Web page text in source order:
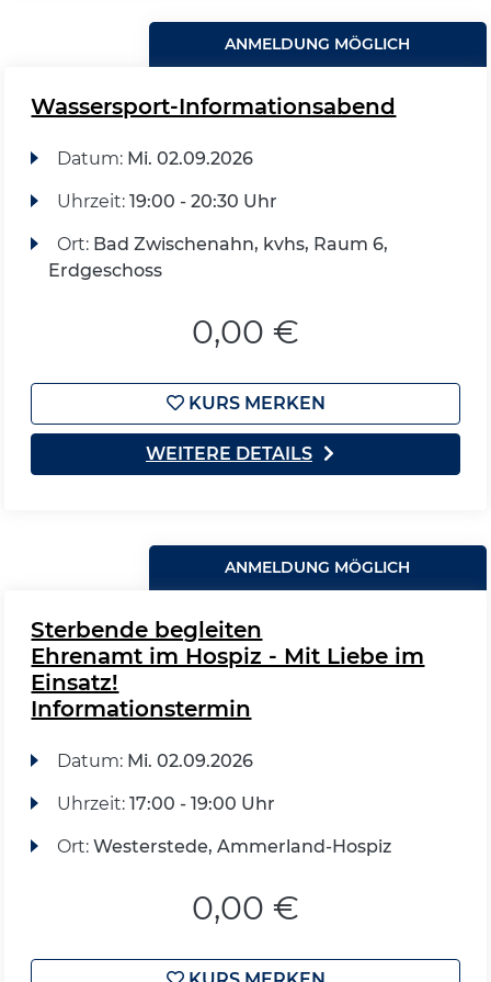
ANMELDUNG MÖGLICH
Wassersport-Informationsabend
Datum: Mi. 02.09.2026
Uhrzeit: 19:00 - 20:30 Uhr
Ort: Bad Zwischenahn, kvhs, Raum 6,
Erdgeschoss
0,00 €
KURS MERKEN
WEITERE DETAILS
ANMELDUNG MÖGLICH
Sterbende begleiten
Ehrenamt im Hospiz - Mit Liebe im
Einsatz!
Informationstermin
Datum: Mi. 02.09.2026
Uhrzeit: 17:00 - 19:00 Uhr
Ort: Westerstede, Ammerland-Hospiz
0,00 €